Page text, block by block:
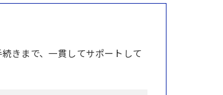
きまで、一貫してサポートして